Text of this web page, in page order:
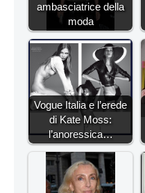
ambasciatrice della
moda
Vogue Italia e l’erede
di Kate Moss:
l’anoressica…